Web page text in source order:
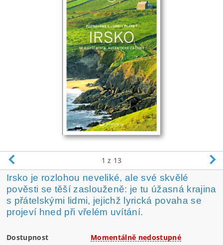
1 z 13
Irsko je rozlohou neveliké, ale své skvělé
pověsti se těší zaslouženě: je tu úžasná krajina
s přátelskými lidmi, jejichž lyrická povaha se
projeví hned při vřelém uvítání.
Dostupnost Momentálně nedostupné